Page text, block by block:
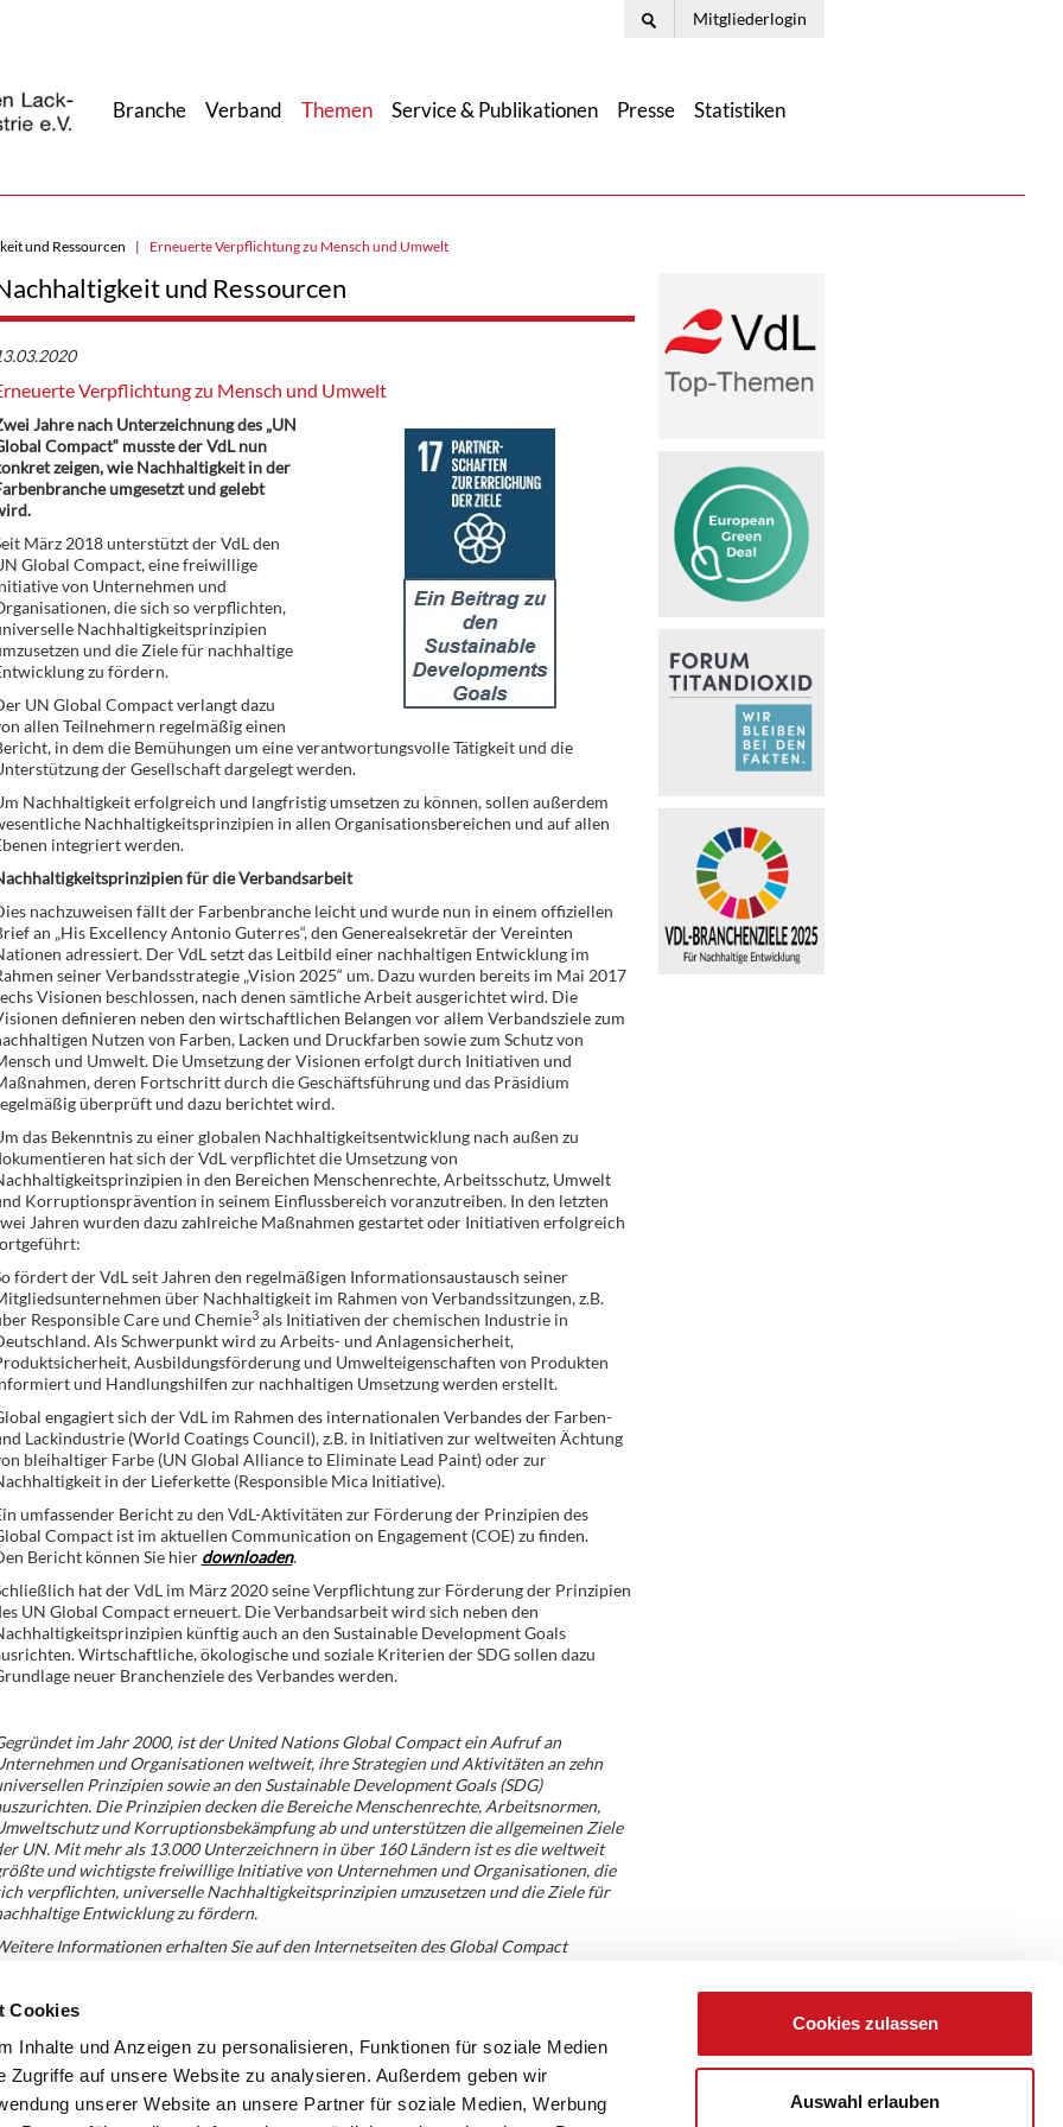
Cookies
Inhalte und Anzeigen zu personalisieren, Funktionen für soziale Medien
Zugriffe auf unsere Website zu analysieren. Außerdem geben wir
unserer Website an unsere Partner für soziale Medien, Werbung
Cookies zulassen
Auswahl erlauben
Mitgliederlogin
Branche Verband Themen Service & Publikationen Presse Statistiken
und Ressourcen Erneuerte Verpflichtung zu Mensch und Umwelt
und Ressourcen
Verpflichtung zu Mensch und Umwelt
Jahre nach Unterzeichnung des „UN
Compact“ musste der VdL nun
zeigen, wie Nachhaltigkeit in der
umgesetzt und gelebt
März 2018 unterstützt der VdL den
Global Compact, eine freiwillige
von Unternehmen und
die sich so verpflichten,
Nachhaltigkeitsprinzipien
und die Ziele für nachhaltige
zu fördern.
UN Global Compact verlangt dazu
allen Teilnehmern regelmäßig einen
in dem die Bemühungen um eine verantwortungsvolle Tätigkeit und die
der Gesellschaft dargelegt werden.
Nachhaltigkeit erfolgreich und langfristig umsetzen zu können, sollen außerdem
Nachhaltigkeitsprinzipien in allen Organisationsbereichen und auf allen
integriert werden.
für die Verbandsarbeit
nachzuweisen fällt der Farbenbranche leicht und wurde nun in einem offiziellen
an „His Excellency Antonio Guterres“, den Generealsekretär der Vereinten
adressiert. Der VdL setzt das Leitbild einer nachhaltigen Entwicklung im
seiner Verbandsstrategie „Vision 2025“ um. Dazu wurden bereits im Mai 2017
Visionen beschlossen, nach denen sämtliche Arbeit ausgerichtet wird. Die
definieren neben den wirtschaftlichen Belangen vor allem Verbandsziele zum
Nutzen von Farben, Lacken und Druckfarben sowie zum Schutz von
und Umwelt. Die Umsetzung der Visionen erfolgt durch Initiativen und
deren Fortschritt durch die Geschäftsführung und das Präsidium
überprüft und dazu berichtet wird.
das Bekenntnis zu einer globalen Nachhaltigkeitsentwicklung nach außen zu
hat sich der VdL verpflichtet die Umsetzung von
in den Bereichen Menschenrechte, Arbeitsschutz, Umwelt
Korruptionsprävention in seinem Einflussbereich voranzutreiben. In den letzten
Jahren wurden dazu zahlreiche Maßnahmen gestartet oder Initiativen erfolgreich
fördert der VdL seit Jahren den regelmäßigen Informationsaustausch seiner
über Nachhaltigkeit im Rahmen von Verbandssitzungen, z.B.
Responsible Care und Chemie3als Initiativen der chemischen Industrie in
Als Schwerpunkt wird zu Arbeits- und Anlagensicherheit,
Ausbildungsförderung und Umwelteigenschaften von Produkten
und Handlungshilfen zur nachhaltigen Umsetzung werden erstellt.
engagiert sich der VdL im Rahmen des internationalen Verbandes der Farben-
Lackindustrie (World Coatings Council), z.B. in Initiativen zur weltweiten Ächtung
bleihaltiger Farbe (UN Global Alliance to Eliminate Lead Paint) oder zur
in der Lieferkette (Responsible Mica Initiative).
umfassender Bericht zu den VdL-Aktivitäten zur Förderung der Prinzipien des
Compact ist im aktuellen Communication on Engagement (COE) zu finden.
Bericht können Sie hier downloaden.
hat der VdL im März 2020 seine Verpflichtung zur Förderung der Prinzipien
UN Global Compact erneuert. Die Verbandsarbeit wird sich neben den
künftig auch an den Sustainable Development Goals
Wirtschaftliche, ökologische und soziale Kriterien der SDG sollen dazu
neuer Branchenziele des Verbandes werden.
im Jahr 2000, ist der United Nations Global Compact ein Aufruf an
und Organisationen weltweit, ihre Strategien und Aktivitäten an zehn
Prinzipien sowie an den Sustainable Development Goals (SDG)
Die Prinzipien decken die Bereiche Menschenrechte, Arbeitsnormen,
und Korruptionsbekämpfung ab und unterstützen die allgemeinen Ziele
UN. Mit mehr als 13.000 Unterzeichnern in über 160 Ländern ist es die weltweit
und wichtigste freiwillige Initiative von Unternehmen und Organisationen, die
verpflichten, universelle Nachhaltigkeitsprinzipien umzusetzen und die Ziele für
Entwicklung zu fördern.
Informationen erhalten Sie auf den Internetseiten des Global Compact
Zurück